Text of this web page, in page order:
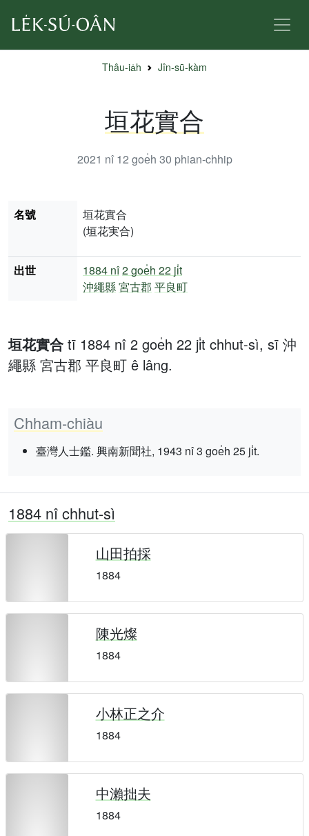
Thâu-ia̍h Jîn-sū-kàm
垣花實合
2021 nî 12 goe̍h 30 phian-chhip
垣花實合 tī 1884 nî 2 goe̍h 22 ji̍t chhut-sì, sī 沖
繩縣 宮古郡 平良町 ê lâng.
Chham-chiàu
臺灣人士鑑. 興南新聞社, 1943 nî 3 goe̍h 25 ji̍t.
名號
垣花實合
(垣花実合)
出世 1884 nî2 goe̍h 22 ji̍t
沖繩縣宮古郡 平良町
1884 nî chhut-sì
山田拍採
1884
陳光燦
1884
小林正之介
1884
中瀨拙夫
1884